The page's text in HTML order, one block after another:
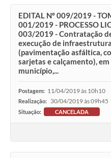
EDITAL Nº 009/2019 -
001/2019 - PROCESSO
003/2019 - Contratação
execução de
(pavimentação asfáltica,
sarjetas e calçamento),
município,...
Postagem: 11/04/2019 às 10h10
Realização: 30/04/2019 às 09h45
Situação: CANCELADA